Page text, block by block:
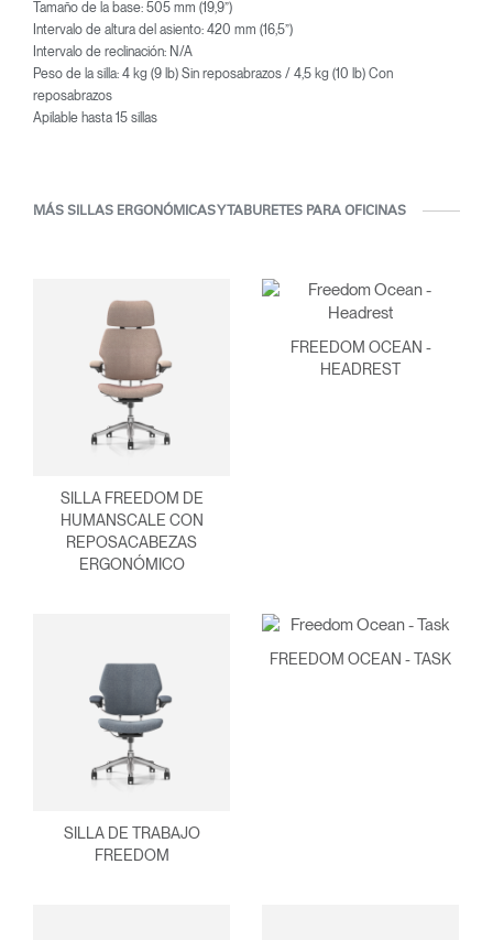
Tamaño de la base: 505 mm (19,9”)
Intervalo de altura del asiento: 420 mm (16,5”)
Intervalo de reclinación: N/A
Peso de la silla: 4 kg (9 lb) Sin reposabrazos / 4,5 kg (10 lb) Con
reposabrazos
Apilable hasta 15 sillas
MÁS SILLAS ERGONÓMICAS Y TABURETES PARA OFICINAS
SILLA FREEDOM DE
HUMANSCALE CON
REPOSACABEZAS
ERGONÓMICO
FREEDOM OCEAN -
HEADREST
SILLA DE TRABAJO
FREEDOM
FREEDOM OCEAN - TASK